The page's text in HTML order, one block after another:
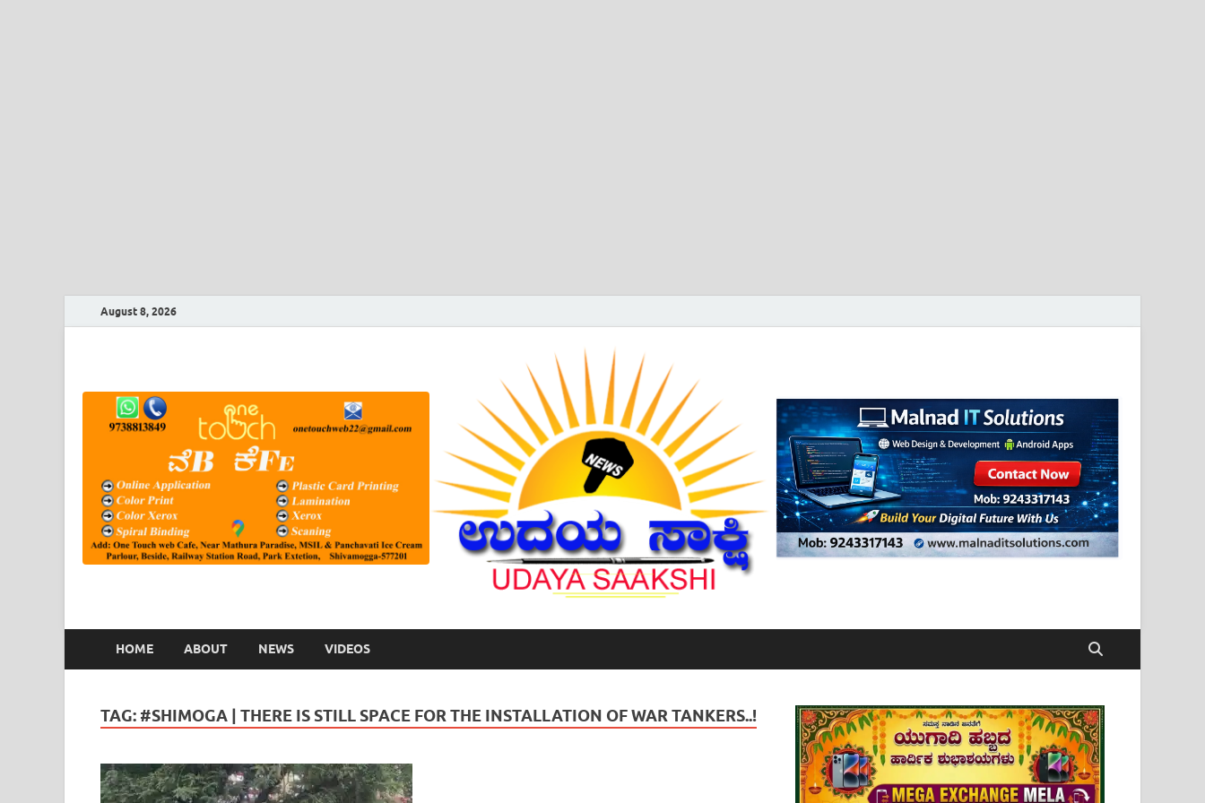
August 8, 2026
HOME ABOUT NEWS VIDEOS
TAG: #SHIMOGA | THERE IS STILL SPACE FOR THE INSTALLATION OF WAR TANKERS..!